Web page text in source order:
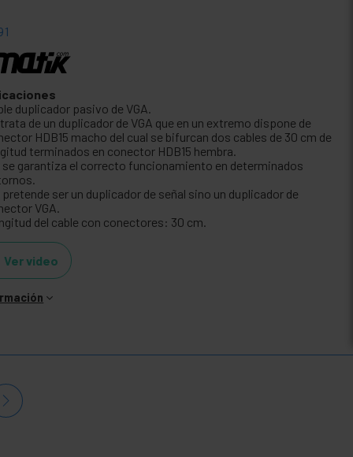
duplicador pasivo de VGA.
de un duplicador de VGA que en un extremo dispone de
HDB15 macho del cual se bifurcan dos cables de 30 cm de
terminados en conector HDB15 hembra.
se garantiza el correcto funcionamiento en determinados
pretende ser un duplicador de señal sino un duplicador de
VGA.
del cable con conectores: 30 cm.
Ver video